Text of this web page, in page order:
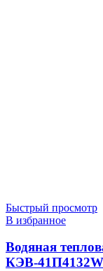
Быстрый просмотр
В избранное
Водяная
КЭВ-41П4132W